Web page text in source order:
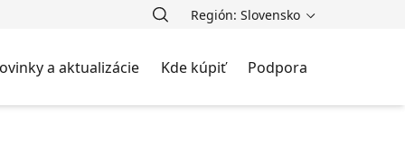
Región: Slovensko
a aktualizácie Kde kúpiť Podpora